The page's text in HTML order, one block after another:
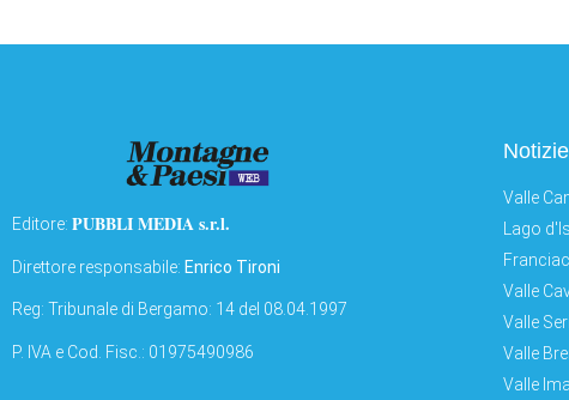
Editore: PUBBLI MEDIA s.r.l.
Direttore responsabile: Enrico Tironi
Reg: Tribunale di Bergamo: 14 del 08.04.1997
P. IVA e Cod. Fisc.: 01975490986
Notizie
Valle
Lago
Valle
Valle
Valle
Valle